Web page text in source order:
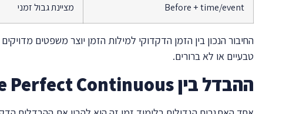
Before + time/event מציינת גבול זמני
טבעיים או לא ברורים.
ההבדל בין Future Perfect Continuous לזמנים דומים